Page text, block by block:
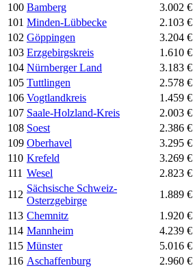
100 Bamberg 3.002 €
101 Minden-Lübbecke 2.103 €
102 Göppingen 3.204 €
103 Erzgebirgskreis 1.610 €
104 Nürnberger Land 3.183 €
105 Tuttlingen 2.578 €
106 Vogtlandkreis 1.459 €
107 Saale-Holzland-Kreis 2.003 €
108 Soest 2.386 €
109 Oberhavel 3.295 €
110 Krefeld 3.269 €
111 Wesel 2.823 €
112
Sächsische Schweiz-
Osterzgebirge
1.889 €
113 Chemnitz 1.920 €
114 Mannheim 4.239 €
115 Münster 5.016 €
116 Aschaffenburg 2.960 €